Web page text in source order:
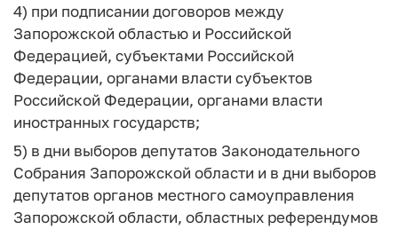
4) при подписании договоров между
Запорожской областью и Российской
Федерацией, субъектами Российской
Федерации, органами власти субъектов
Российской Федерации, органами власти
иностранных государств;
5) в дни выборов депутатов Законодательного
Собрания Запорожской области и в дни выборов
депутатов органов местного самоуправления
Запорожской области, областных референдумов